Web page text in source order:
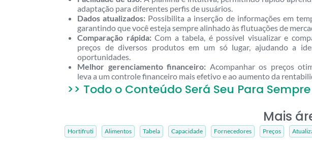
adaptação para diferentes perfis de usuários.
Dados atualizados: Possibilita a inserção de informações em
garantindo que você esteja sempre alinhado às flutuações de
Comparação rápida:Com a tabela, é possível visualizar e
preços de diversos produtos em um só lugar, ajudando a
oportunidades.
Melhor gerenciamento financeiro: Acompanhar os preços
leva a um controle financeiro mais efetivo e ao aumento da
>> Todo o Conteúdo Será Seu Para Sempre
Mais
Hortifruti Alimentos Tabela Capacidade Fornecedores Preços